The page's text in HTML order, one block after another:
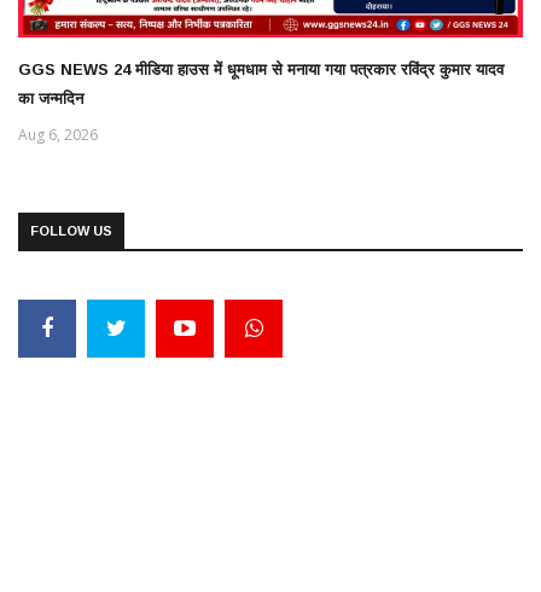
GGS NEWS 24 मीडिया हाउस में धूमधाम से मनाया गया पत्रकार रविंद्र कुमार यादव
का जन्मदिन
Aug 6, 2026
FOLLOW US